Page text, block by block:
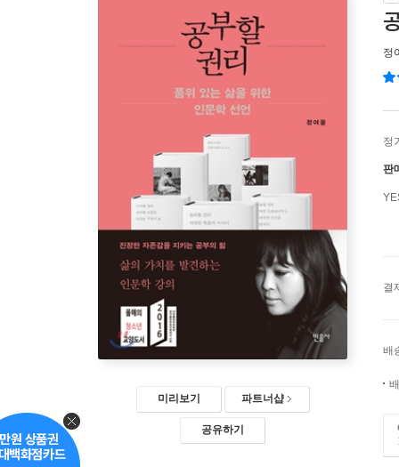
미리보기 파트너샵
공유하기
정
정
판
결
배